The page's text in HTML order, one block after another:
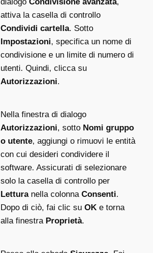
attiva la casella di controllo
Condividi cartella. Sotto
Impostazioni, specifica un nome di
condivisione e un limite di numero di
utenti. Quindi, clicca su
Autorizzazioni.
Nella finestra di dialogo
Autorizzazioni, sotto Nomi gruppo
o utente, aggiungi o rimuovi le entità
con cui desideri condividere il
software. Assicurati di selezionare
solo la casella di controllo per
Letturanella colonna Consenti.
Dopo di ciò, fai clic su OK e torna
alla finestra Proprietà.